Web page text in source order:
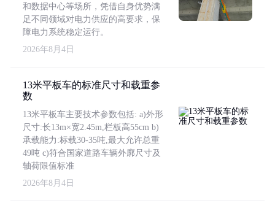
和数据中心等场所，凭借自身优势满
足不同领域对电力供应的高要求，保
障电力系统稳定运行。
2026年8月4日
13米平板车的标准尺寸和载重参
数
13米平板车主要技术参数包括: a)外形
尺寸:长13m×宽2.45m,栏板高55cm b)
承载能力:标载30-35吨,最大允许总重
49吨 c)符合国家道路车辆外廓尺寸及
轴荷限值标准
2026年8月4日